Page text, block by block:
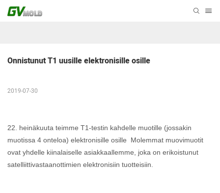
Onnistunut T1 uusille elektronisille osille
2019-07-30
22. heinäkuuta teimme T1-testin kahdelle muotille (jossakin
muotissa 4 onteloa) elektronisille osille Molemmat muovimuotit
ovat yhdelle kiinalaiselle asiakkaallemme, joka on erikoistunut
satelliittivastaanottimien elektronisiin tuotteisiin.